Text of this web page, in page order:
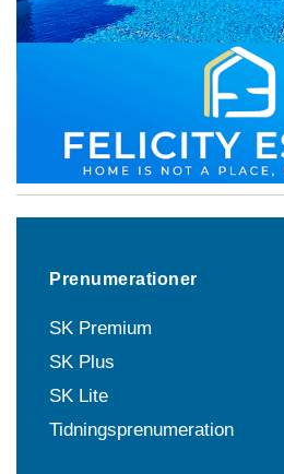
Prenumerationer
SK Premium
SK Plus
SK Lite
Tidningsprenumeration